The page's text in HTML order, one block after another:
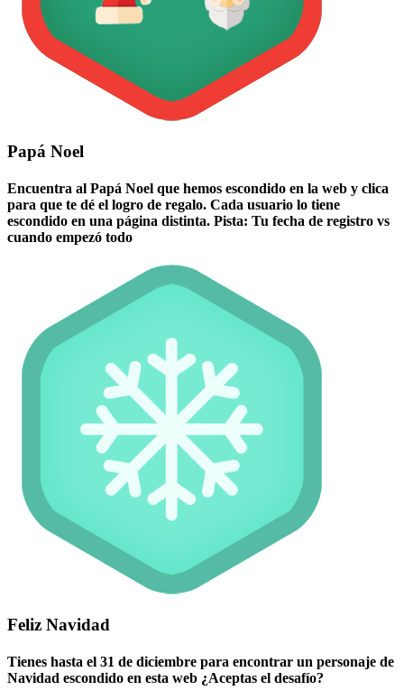
Papá Noel
Encuentra al Papá Noel que hemos escondido en la web y clica
para que te dé el logro de regalo. Cada usuario lo tiene
escondido en una página distinta. Pista: Tu fecha de registro vs
cuando empezó todo
Feliz Navidad
Tienes hasta el 31 de diciembre para encontrar un personaje de
Navidad escondido en esta web ¿Aceptas el desafío?